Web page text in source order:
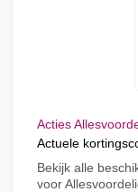
Acties
Actuele
Bekijk alle
voor